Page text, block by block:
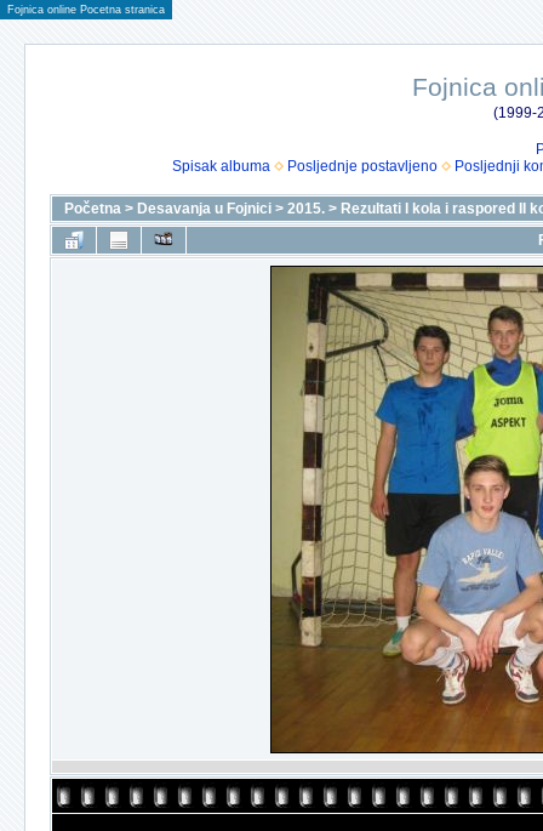
Fojnica online Pocetna stranica
Fojnica
(1999-
Spisak albuma
Posljednje postavljeno Posljednji
Početna > Desavanja u Fojnici > 2015. > Rezultati I kola i raspored II